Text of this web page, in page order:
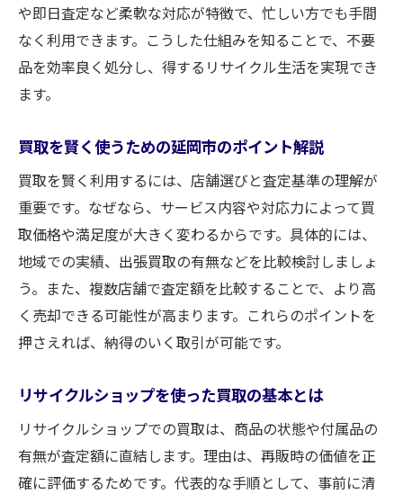
出張買取を利用する際の注意と知識
不要品を高額買取に導くポイント
高額査定を狙う買取の極意を徹底解説
買取査定額を上げるための実践テクニック
延岡市で高額査定を引き出す方法
家電や金の買取で損しないコツ
リサイクルショップの買取基準を知ろう
買取のべおか活用で査定額アップへ
不要品を現金化する延岡市の買取活用術
不要品買取で延岡市の現金化を実現
買取を通じてリサイクルを始める方法
家電やブランド品の現金化ポイント
延岡市での買取サービス徹底比較
効率よく不要品を売るための買取活用法
や即日査定など柔軟な対応が特徴で、忙しい方でも手間
なく利用できます。こうした仕組みを知ることで、不要
品を効率良く処分し、得するリサイクル生活を実現でき
ます。
買取を賢く使うための延岡市のポイント解説
買取を賢く利用するには、店舗選びと査定基準の理解が
重要です。なぜなら、サービス内容や対応力によって買
取価格や満足度が大きく変わるからです。具体的には、
地域での実績、出張買取の有無などを比較検討しましょ
う。また、複数店舗で査定額を比較することで、より高
く売却できる可能性が高まります。これらのポイントを
押さえれば、納得のいく取引が可能です。
リサイクルショップを使った買取の基本とは
リサイクルショップでの買取は、商品の状態や付属品の
有無が査定額に直結します。理由は、再販時の価値を正
確に評価するためです。代表的な手順として、事前に清